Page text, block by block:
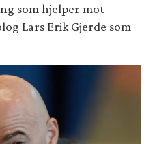
som hjelper mot
Lars Erik Gjerde som